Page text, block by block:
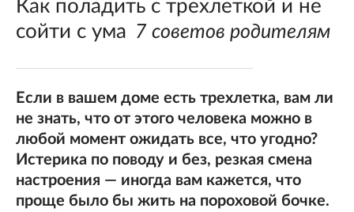
Как поладить с трехлеткой и не
сойти с ума 7 советов родителям
Если в вашем доме есть трехлетка, вам ли
не знать, что от этого человека можно в
любой момент ожидать все, что угодно?
Истерика по поводу и без, резкая смена
настроения — иногда вам кажется, что
проще было бы жить на пороховой бочке.